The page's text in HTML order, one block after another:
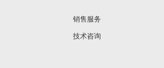
销售服务
技术咨询